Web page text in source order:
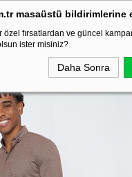
masaüstü bildirimlerine
özel fırsatlardan ve güncel
ister misiniz?
Daha Sonra
Casual Slim Fit Dar